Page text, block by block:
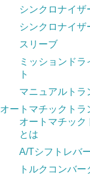
シンクロナイザ
シンクロナイザ
スリーブ
ミッションド
ト
マニュアルトラ
オートマチックトラ
オートマチック
とは
A/Tシフトレバ
トルクコンバー